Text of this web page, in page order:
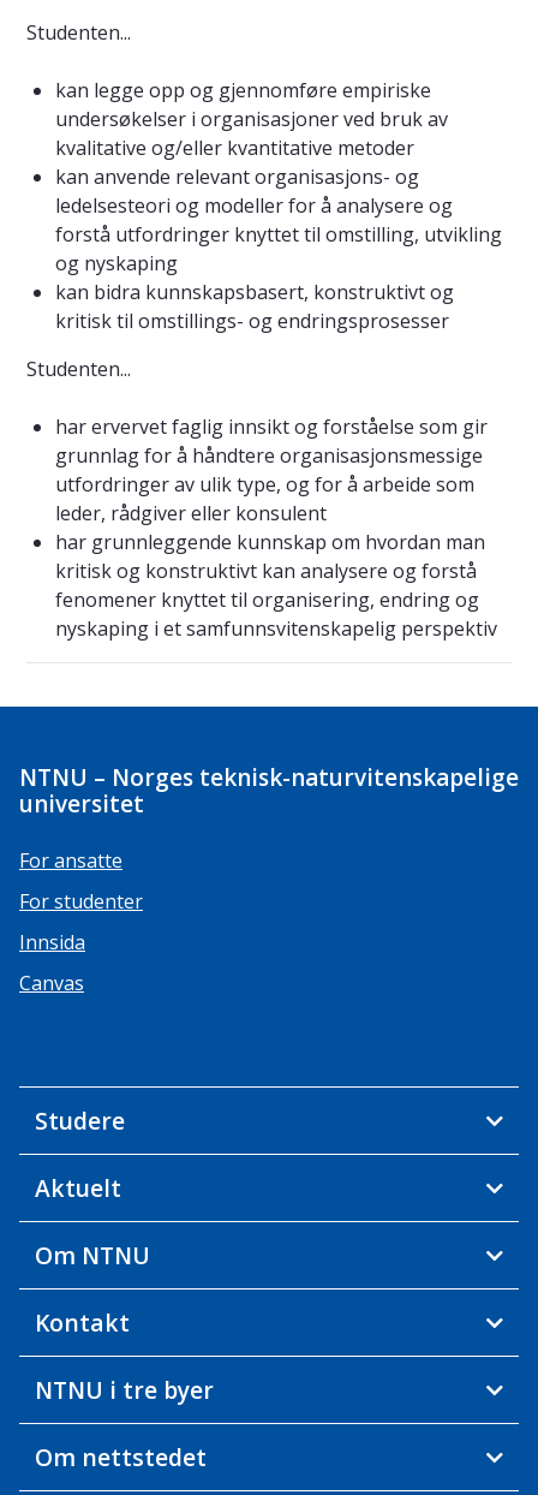
Studenten...
kan legge opp og gjennomføre empiriske
undersøkelser i organisasjoner ved bruk av
kvalitative og/eller kvantitative metoder
kan anvende relevant organisasjons- og
ledelsesteori og modeller for å analysere og
forstå utfordringer knyttet til omstilling, utvikling
og nyskaping
kan bidra kunnskapsbasert, konstruktivt og
kritisk til omstillings- og endringsprosesser
Studenten...
har ervervet faglig innsikt og forståelse som gir
grunnlag for å håndtere organisasjonsmessige
utfordringer av ulik type, og for å arbeide som
leder, rådgiver eller konsulent
har grunnleggende kunnskap om hvordan man
kritisk og konstruktivt kan analysere og forstå
fenomener knyttet til organisering, endring og
nyskaping i et samfunnsvitenskapelig perspektiv
NTNU – Norges teknisk-naturvitenskapelige
universitet
For ansatte
For studenter
Innsida
Canvas
Studere
Aktuelt
Om NTNU
Kontakt
NTNU i tre byer
Om nettstedet